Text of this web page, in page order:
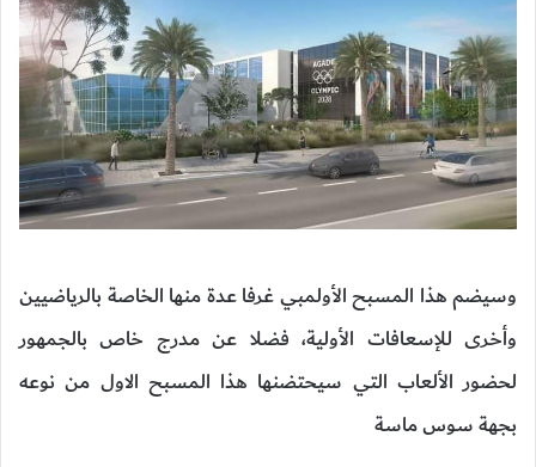
وسيضم هذا المسبح الأولمبي غرفا عدة منها الخاصة بالرياضيين
وأخرى للإسعافات الأولية، فضلا عن مدرج خاص بالجمهور
لحضور الألعاب التي سيحتضنها هذا المسبح الاول من نوعه
بجهة سوس ماسة